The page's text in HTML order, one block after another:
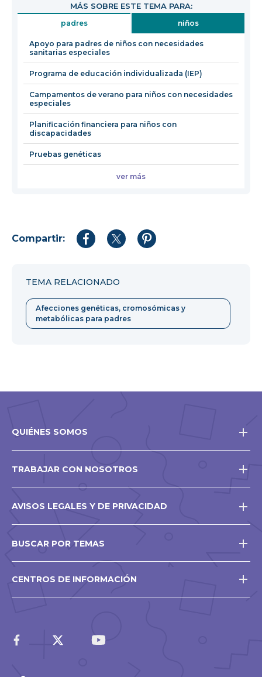
en
MÁS SOBRE ESTE TEMA PARA:
padres niños
Apoyo para padres de niños con necesidades
sanitarias especiales
Programa de educación individualizada (IEP)
Campamentos de verano para niños con necesidades
especiales
Planificación financiera para niños con
discapacidades
Pruebas genéticas
ver más
Compartir:
CompartirCompartirCompartir
TEMA RELACIONADO
Afecciones genéticas, cromosómicas y
metabólicas para padres
QUIÉNES SOMOS
TRABAJAR CON NOSOTROS
AVISOS LEGALES Y DE PRIVACIDAD
BUSCAR POR TEMAS
CENTROS DE INFORMACIÓN